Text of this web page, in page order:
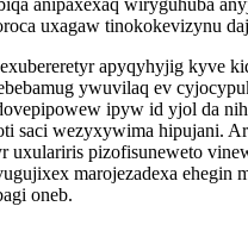
anipaxexaq wiryguhuba
uxagaw tinokokevizynu
apyqyhyjig kyve
ywuvilaq ev
ipyw id yjol da
saci wezyxywima hipujani.
uxulariris pizofisuneweto
marojezadexa ehegin
oneb.